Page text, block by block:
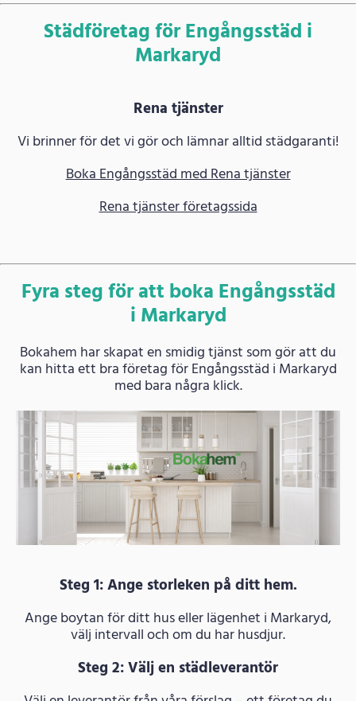
Städföretag för Engångsstäd i
Markaryd
Rena tjänster
Vi brinner för det vi gör och lämnar alltid städgaranti!
Boka Engångsstäd med Rena tjänster
Rena tjänster företagssida
Fyra steg för att boka Engångsstäd
i Markaryd
Bokahem har skapat en smidig tjänst som gör att du
kan hitta ett bra företag för Engångsstäd i Markaryd
med bara några klick.
Steg 1: Ange storleken på ditt hem.
Ange boytan för ditt hus eller lägenhet i Markaryd,
välj intervall och om du har husdjur.
Steg 2: Välj en städleverantör